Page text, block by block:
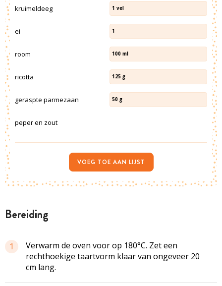
bereiding
1
Verwarm de oven voor op 180°C. Zet een
rechthoekige taartvorm klaar van ongeveer 20
cm lang.
kruimeldeeg 1 vel
ei 1
room 100 ml
ricotta 125 g
geraspte parmezaan 50 g
peper en zout
VOEG TOE AAN LIJST